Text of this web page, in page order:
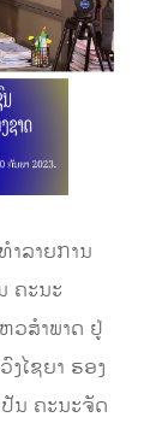
ລາຍການ
ຄະນະ
ວສຳພາດ ຢູ່
ໄຊຍາ ຮອງ
ນ ຄະນະຈັດ